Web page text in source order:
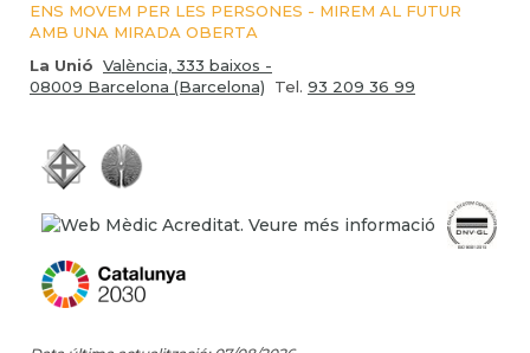
ENS MOVEM PER LES PERSONES - MIREM AL FUTUR
AMB UNA MIRADA OBERTA
La Unió València, 333 baixos -
08009 Barcelona (Barcelona) Tel. 93 209 36 99